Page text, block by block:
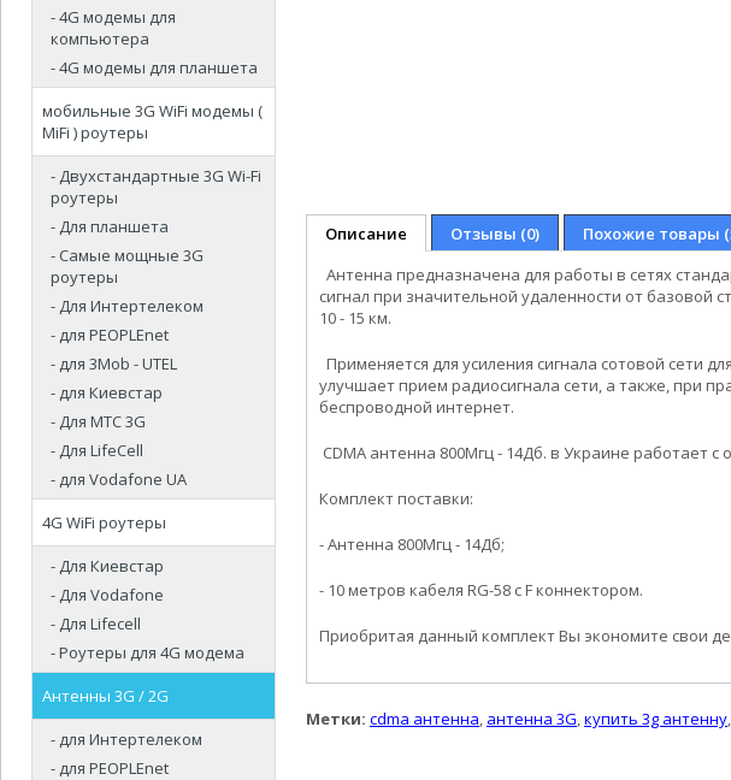
- 4G модемы для
компьютера
- 4G модемы для планшета
мобильные 3G WiFi модемы (
MiFi ) роутеры
- Двухстандартные 3G Wi-Fi
роутеры
- Для планшета
- Самые мощные 3G
роутеры
- Для Интертелеком
- для PEOPLEnet
- для 3Mob - UTEL
- для Киевстар
- Для МТС 3G
- Для LifeCell
- для Vodafone UA
4G WiFi роутеры
- Для Киевстар
- Для Vodafone
- Для Lifecell
- Роутеры для 4G модема
Антенны 3G / 2G
- для Интертелеком
- для PEOPLEnet
Описание Отзывы (0)
Похожие товары
Антенна предназначена для работы в сетях
сигнал при значительной удаленности от базовой
10 - 15 км.
Применяется для усиления сигнала сотовой сети
улучшает прием радиосигнала сети, а также, при
беспроводной интернет.
CDMA антенна 800Мгц - 14Дб. в Украине работает
Комплект поставки:
- Антенна 800Мгц - 14Дб;
- 10 метров кабеля RG-58 с F коннектором.
Приобритая данный комплект Вы экономите свои
Метки: cdma антенна, антенна 3G,купить 3g антенну,